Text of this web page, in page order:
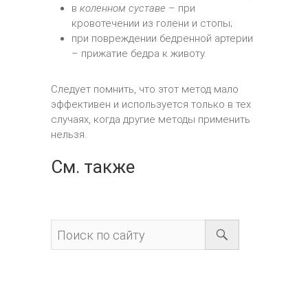
в коленном суставе – при
кровотечении из голени и стопы;
при повреждении бедренной артерии
– прижатие бедра к животу.
Следует помнить, что этот метод мало
эффективен и используется только в тех
случаях, когда другие методы применить
нельзя.
См. также